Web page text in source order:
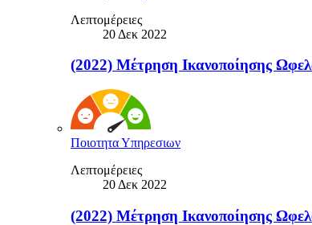
Λεπτομέρειες
20 Δεκ 2022
(2022) Μέτρηση Ικανοποίησης
Ποιοτητα Υπηρεσιων
Λεπτομέρειες
20 Δεκ 2022
(2022) Μέτρηση Ικανοποίησης